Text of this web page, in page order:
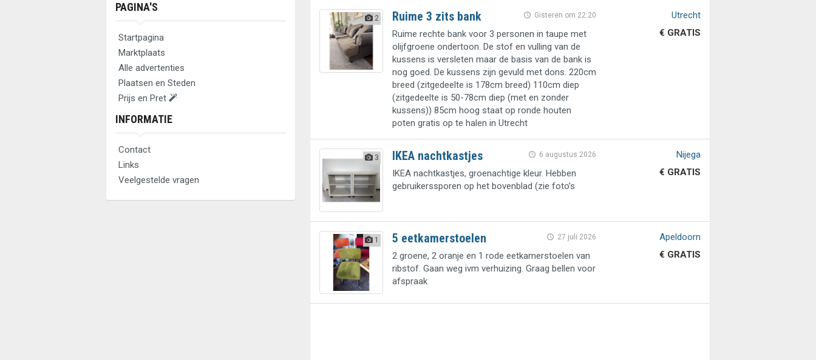
PAGINA'S
Startpagina
Marktplaats
Alle advertenties
Plaatsen en Steden
Prijs en Pret
INFORMATIE
Contact
Links
Veelgestelde vragen
2 Gisteren om 22:20
Ruime 3 zits bank
Ruime rechte bank voor 3 personen in taupe met
olijfgroene ondertoon. De stof en vulling van de
kussens is versleten maar de basis van de bank is
nog goed. De kussens zijn gevuld met dons. 220cm
breed (zitgedeelte is 178cm breed) 110cm diep
(zitgedeelte is 50-78cm diep (met en zonder
kussens)) 85cm hoog staat op ronde houten
poten gratis op te halen in Utrecht
Utrecht
€ GRATIS
3 6 augustus 2026
IKEA nachtkastjes
IKEA nachtkastjes, groenachtige kleur. Hebben
gebruikerssporen op het bovenblad (zie foto’s
Nijega
€ GRATIS
1 27 juli 2026
5 eetkamerstoelen
2 groene, 2 oranje en 1 rode eetkamerstoelen van
ribstof. Gaan weg ivm verhuizing. Graag bellen voor
afspraak
Apeldoorn
€ GRATIS